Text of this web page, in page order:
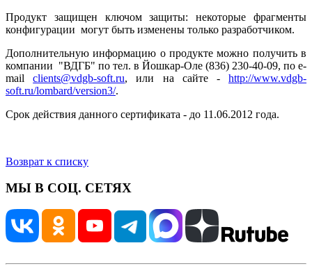
Продукт защищен ключом защиты: некоторые фрагменты
конфигурации могут быть изменены только разработчиком.
Дополнительную информацию о продукте можно получить в
компании "ВДГБ" по тел. в Йошкар-Оле (836) 230-40-09, по e-
mailclients@vdgb-soft.ru, или на сайте -http://www.vdgb-
soft.ru/lombard/version3/.
Срок действия данного сертификата - до 11.06.2012 года.
Возврат к списку
МЫ В СОЦ. СЕТЯХ